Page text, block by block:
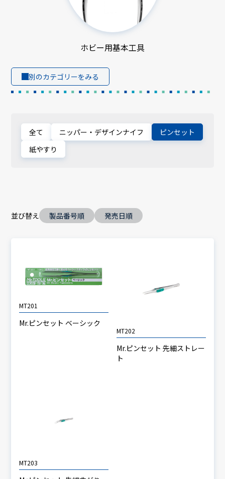
ホビー用基本工具
別のカテゴリーをみる
全て ニッパー・デザインナイフ
ピンセット
紙やすり
並び替え 製品番号順 発売日順
MT201
Mr.ピンセット ベーシック
MT202
Mr.ピンセット 先細ストレー
ト
MT203